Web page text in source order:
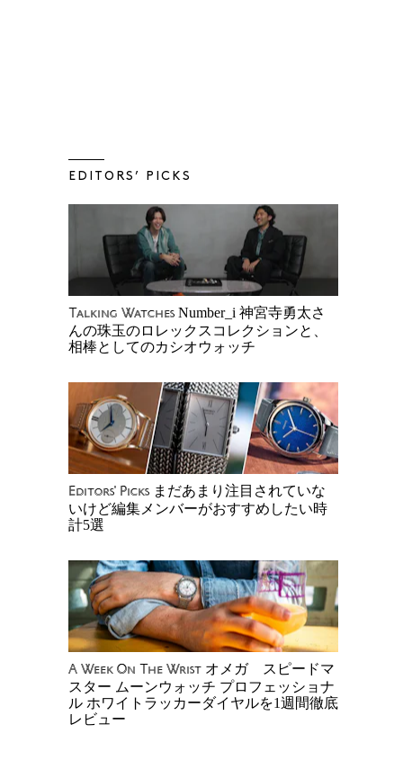
EDITORS’ PICKS
Talking Watches Number_i 神宮寺勇太さ
んの珠玉のロレックスコレクションと、
相棒としてのカシオウォッチ
Editors' Picks まだあまり注目されていな
いけど編集メンバーがおすすめしたい時
計5選
A Week On The Wrist オメガ スピードマ
スター ムーンウォッチ プロフェッショナ
ル ホワイトラッカーダイヤルを1週間徹底
レビュー